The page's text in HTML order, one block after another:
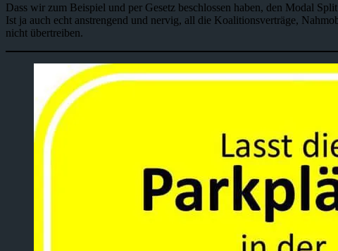
Dass wir zum Beispiel und per Gesetz beschlossen haben, den Modal
Ist ja auch echt anstrengend und nervig, all die Koalitionsverträge,
nicht übertreiben.